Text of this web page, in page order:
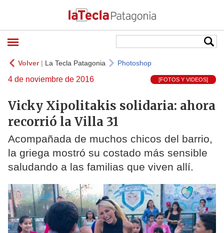
Volver| La Tecla Patagonia Photoshop
4 de noviembre de 2016 [FOTOS Y VIDEOS]
Vicky Xipolitakis solidaria: ahora
recorrió la Villa 31
Acompañada de muchos chicos del barrio,
la griega mostró su costado más sensible
saludando a las familias que viven allí.